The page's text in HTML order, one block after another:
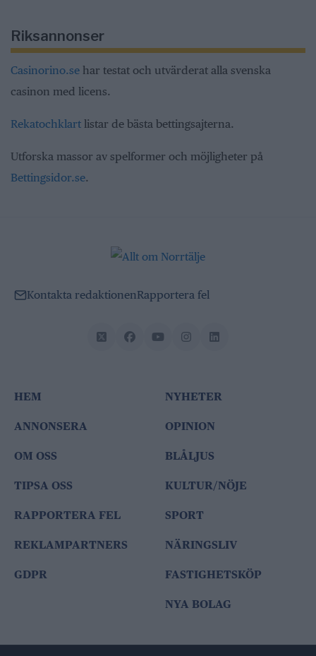
Riksannonser
Casinorino.se har testat och utvärderat alla svenska
casinon med licens.
Rekatochklart listar de bästa bettingsajterna.
Utforska massor av spelformer och möjligheter på
Bettingsidor.se.
Kontakta redaktionenRapportera fel
HEM
ANNONSERA
OM OSS
TIPSA OSS
RAPPORTERA FEL
REKLAMPARTNERS
GDPR
NYHETER
OPINION
BLÅLJUS
KULTUR/NÖJE
SPORT
NÄRINGSLIV
FASTIGHETSKÖP
NYA BOLAG